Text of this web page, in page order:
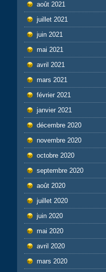
août 2021
juillet 2021
juin 2021
mai 2021
avril 2021
mars 2021
février 2021
janvier 2021
décembre 2020
novembre 2020
octobre 2020
septembre 2020
août 2020
juillet 2020
juin 2020
mai 2020
avril 2020
mars 2020